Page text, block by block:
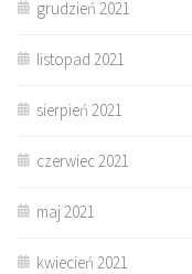
grudzień 2021
listopad 2021
sierpień 2021
czerwiec 2021
maj 2021
kwiecień 2021